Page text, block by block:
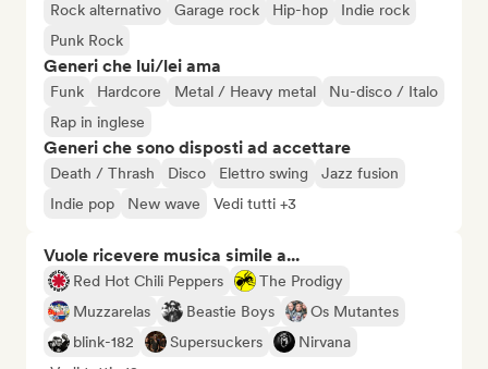
Rock alternativo Garage rock Hip-hop
Indie rock
Punk Rock
Generi che lui/lei ama
Funk Hardcore Metal / Heavy metal
Nu-disco / Italo
Rap in inglese
Generi che sono disposti ad accettare
Death / Thrash Disco Elettro swing
Jazz fusion
Indie pop
New wave Vedi tutti +3
Vuole ricevere musica simile a...
Red Hot Chili Peppers
The Prodigy
Muzzarelas
Beastie Boys
Os Mutantes
blink-182
Supersuckers
Nirvana